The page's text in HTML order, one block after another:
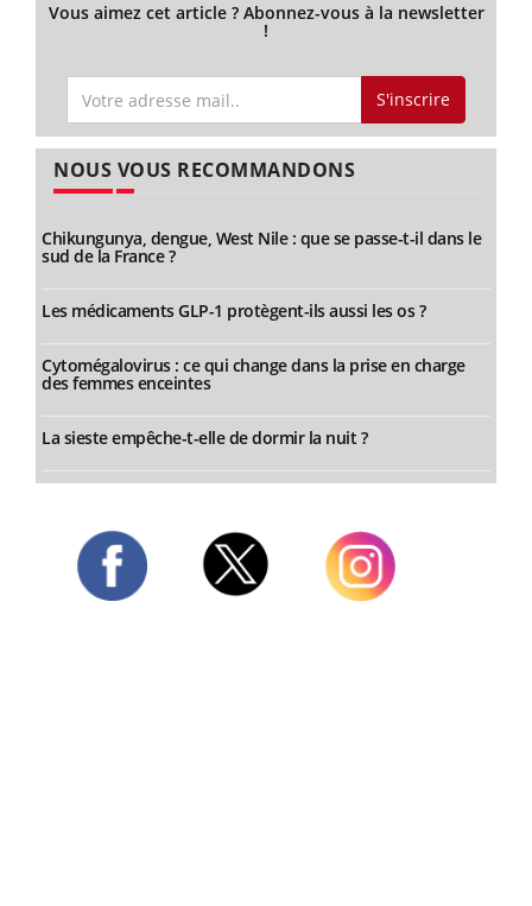
Vous aimez cet article ? Abonnez-vous à la newsletter
!
S'inscrire
NOUS VOUS RECOMMANDONS
Chikungunya, dengue, West Nile : que se passe-t-il dans le
sud de la France ?
Les médicaments GLP-1 protègent-ils aussi les os ?
Cytomégalovirus : ce qui change dans la prise en charge
des femmes enceintes
La sieste empêche-t-elle de dormir la nuit ?